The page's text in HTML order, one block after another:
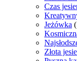
Czas
Jeżówka
Złota